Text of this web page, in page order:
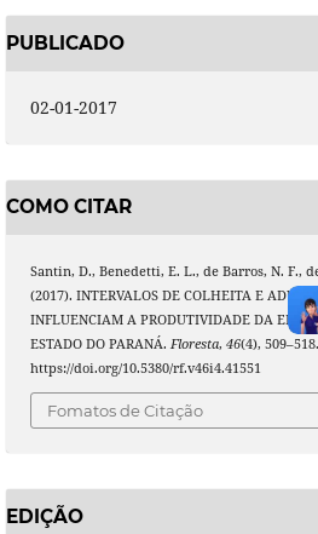
PUBLICADO
02-01-2017
COMO CITAR
Santin, D., Benedetti, E. L., de Barros, N. F.,
(2017). INTERVALOS DE COLHEITA E
INFLUENCIAM A PRODUTIVIDADE DA
ESTADO DO PARANÁ. Floresta, 46(4), 509–518.
https://doi.org/10.5380/rf.v46i4.41551
Fomatos de Citação
EDIÇÃO